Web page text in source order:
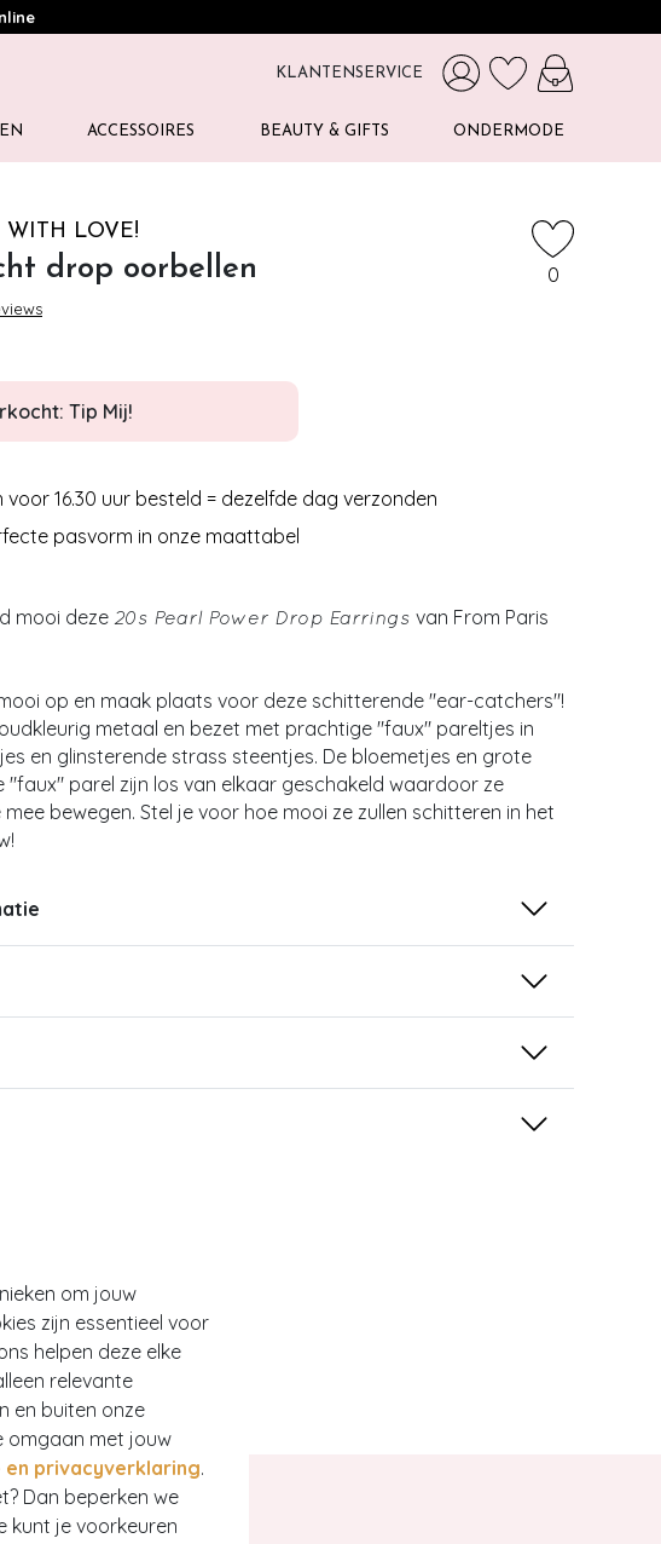
om jouw
zijn essentieel voor
helpen deze elke
relevante
en buiten onze
omgaan met jouw
privacyverklaring.
Dan beperken we
kunt je voorkeuren
KLANTENSERVICE
ACCESSOIRES BEAUTY & GIFTS ONDERMODE
WITH LOVE!
drop oorbellen 0
Tip Mij!
16.30 uur besteld = dezelfde dag verzonden
pasvorm in onze maattabel
mooi deze 20s Pearl Power Drop Earrings van From Paris
op en maak plaats voor deze schitterende "ear-catchers"!
metaal en bezet met prachtige "faux" pareltjes in
en glinsterende strass steentjes. De bloemetjes en grote
"faux" parel zijn los van elkaar geschakeld waardoor ze
bewegen. Stel je voor hoe mooi ze zullen schitteren in het